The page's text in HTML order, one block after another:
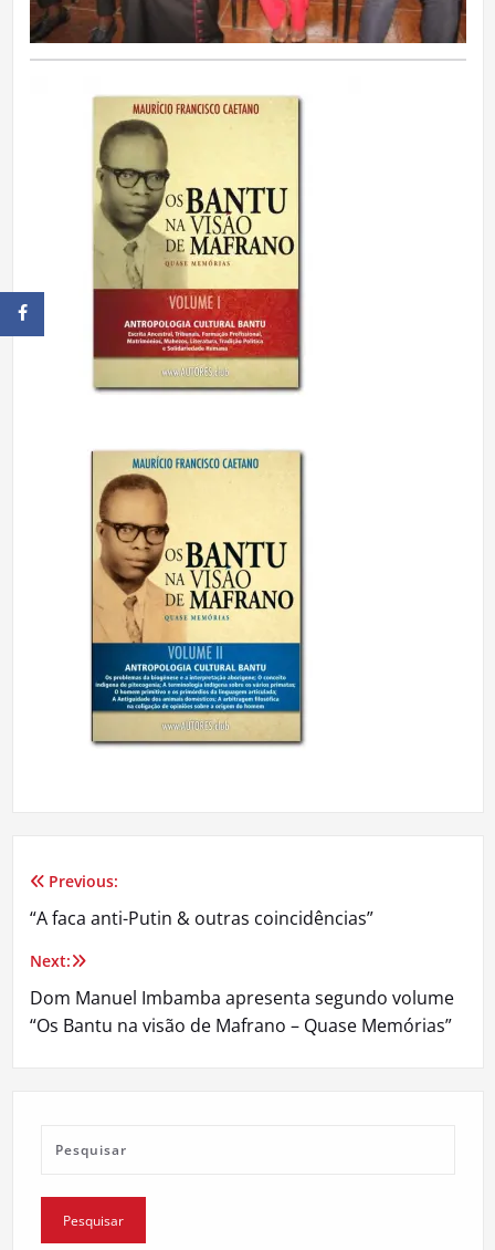
Navegação
de
artigos
Previous:
“A faca anti-Putin & outras coincidências”
Next:
Dom Manuel Imbamba apresenta segundo volume
“Os Bantu na visão de Mafrano – Quase Memórias”